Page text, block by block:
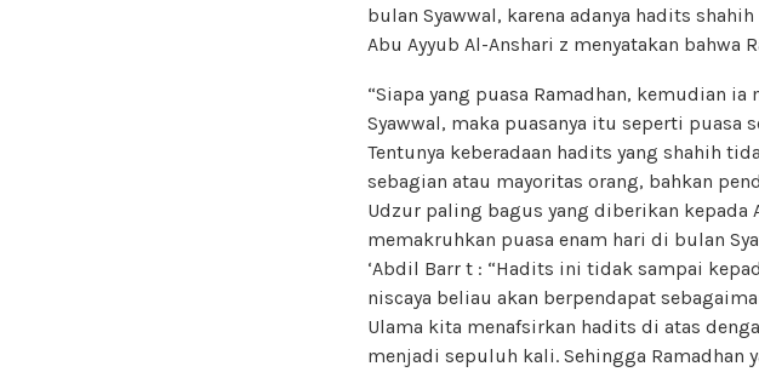
bulan Syawwal, karena adanya hadits
Abu Ayyub Al-Anshari z menyatakan bahwa
“Siapa yang puasa Ramadhan, kemudian
Syawwal, maka puasanya itu seperti puasa
Tentunya keberadaan hadits yang shahih
sebagian atau mayoritas orang, bahkan
Udzur paling bagus yang diberikan
memakruhkan puasa enam hari di bulan
‘Abdil Barr t : “Hadits ini tidak sampai
niscaya beliau akan berpendapat
Ulama kita menafsirkan hadits di atas
menjadi sepuluh kali. Sehingga